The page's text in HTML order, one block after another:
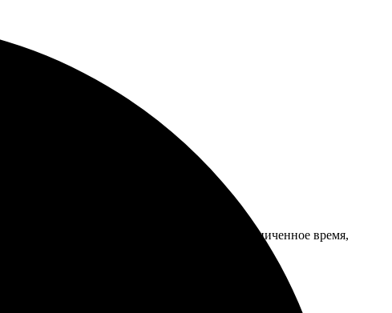
Жаль только, что сертификат действует ограниченное время,